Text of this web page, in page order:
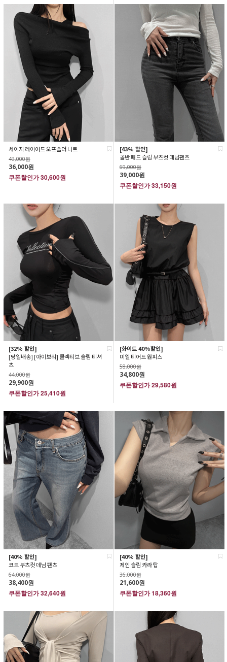
세이지 레이어드 오프숄더 니트
49,000원
36,000원
쿠폰할인가30,600원
[43% 할인]
골반 패드 슬림 부츠컷 데님팬츠
69,000원
39,000원
쿠폰할인가33,150원
[32% 할인]
[당일배송] [아이보리] 콜렉티브 슬림 티셔
츠
44,000원
29,900원
쿠폰할인가25,410원
[화이트 40%할인]
미엘 티어드 원피스
58,000원
34,800원
쿠폰할인가29,580원
[40% 할인]
코드 부츠컷 데님 팬츠
64,000원
38,400원
쿠폰할인가32,640원
[40% 할인]
제인 슬림 카라 탑
36,000원
21,600원
쿠폰할인가18,360원